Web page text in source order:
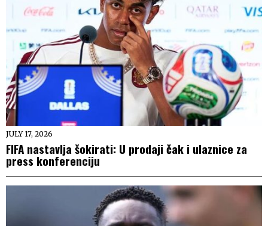
JULY 17, 2026
FIFA nastavlja šokirati: U prodaji čak i ulaznice za
press konferenciju